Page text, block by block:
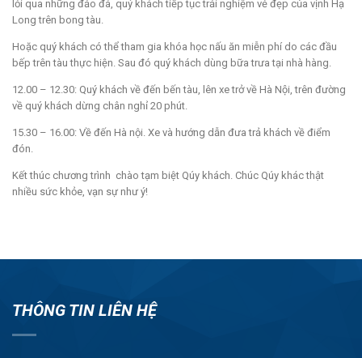
lỏi qua những đảo đá, quý khách tiếp tục trải nghiệm vẻ đẹp của vịnh Hạ
Long trên bong tàu.
Hoặc quý khách có thể tham gia khóa học nấu ăn miễn phí do các đầu
bếp trên tàu thực hiện. Sau đó quý khách dùng bữa trưa tại nhà hàng.
12.00 – 12.30: Quý khách về đến bến tàu, lên xe trở về Hà Nội, trên đường
về quý khách dừng chân nghỉ 20 phút.
15.30 – 16.00: Về đến Hà nội. Xe và hướng dẫn đưa trả khách về điểm
đón.
Kết thúc chương trình chào tạm biệt Qúy khách. Chúc Qúy khác thật
nhiều sức khỏe, vạn sự như ý!
THÔNG TIN LIÊN HỆ